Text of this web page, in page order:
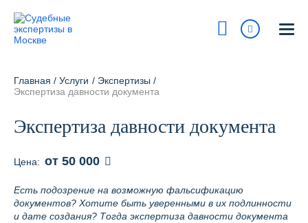
На карте
Сегодня: 9:00 - 18:00
Получить консультацию
info@pravur.ru
Главная / Услуги / Экспертизы /
Экспертиза давности документа
Экспертиза давности документа
Цена: от 50 000
Есть подозрение на возможную фальсификацию
документов? Хотите быть уверенными в их подлинности
и дате создания? Тогда экспертиза давности документа